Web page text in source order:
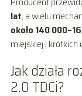
lat, a wielu
około 140
miejskiej i krótkich
Jak działa
2.0 TDCi?